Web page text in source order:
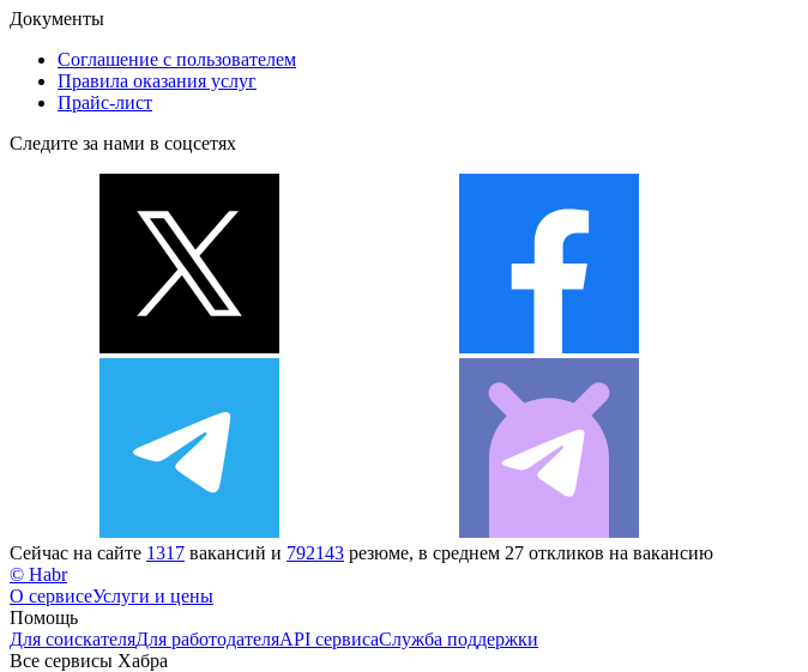
Документы
Соглашение с пользователем
Правила оказания услуг
Прайс-лист
Следите за нами в соцсетях
Сейчас на сайте 1317 вакансий и 792143 резюме, в среднем 27 откликов на вакансию
© Habr
О сервисеУслуги и цены
Помощь
Для соискателяДля работодателяAPI сервисаСлужба поддержки
Все сервисы Хабра